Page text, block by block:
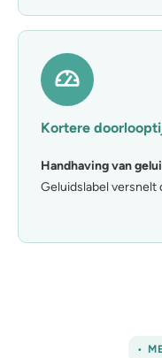
Kortere
Handhaving van
Geluidslabel versnelt
•